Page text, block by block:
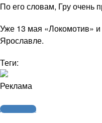
По его словам, Гру очень
Уже 13 мая «Локомотив» и
Ярославле.
Теги:
Реклама
Другие виды